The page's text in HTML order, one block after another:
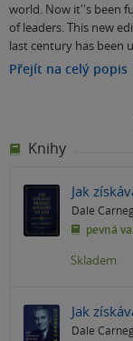
world. Now it''s been
of leaders. This new
last century has been
Přejít na celý popis
Knihy
Jak
Dale
pevná
Skladem
Jak
Dale